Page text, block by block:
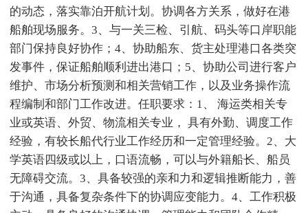
的动态，落实靠泊开航计划。协调各方关系，做好在港
船舶现场服务。3、与一关三检、引航、码头等口岸职能
部门保持良好协作；4、协助船东、货主处理港口各类突
发事件，保证船舶顺利进出港口；5、协助公司进行客户
维护、市场分析预测和相关营销工作，以及业务操作流
程编制和部门工作改进。任职要求：1、 海运类相关专
业或英语、外贸、物流相关专业， 具有外勤、调度工作
经验，有较长船代行业工作经历和一定管理经验。2、大
学英语四级或以上，口语流畅，可以与外籍船长、船员
无障碍交流。3、具备较强的亲和力和逻辑推断能力，善
于沟通，具备复杂条件下的协调应变能力。4、工作积极